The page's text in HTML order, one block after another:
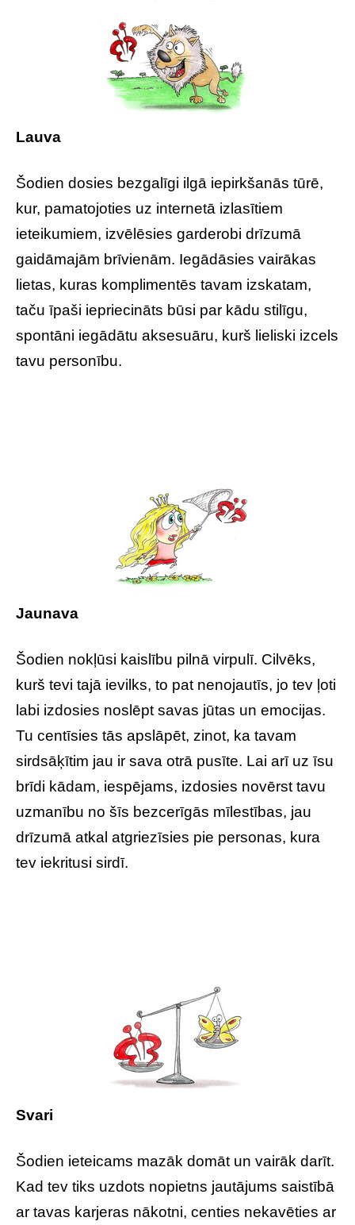
Lauva
Šodien dosies bezgalīgi ilgā iepirkšanās tūrē,
kur, pamatojoties uz internetā izlasītiem
ieteikumiem, izvēlēsies garderobi drīzumā
gaidāmajām brīvienām. Iegādāsies vairākas
lietas, kuras komplimentēs tavam izskatam,
taču īpaši iepriecināts būsi par kādu stilīgu,
spontāni iegādātu aksesuāru, kurš lieliski izcels
tavu personību.
Jaunava
Šodien nokļūsi kaislību pilnā virpulī. Cilvēks,
kurš tevi tajā ievilks, to pat nenojautīs, jo tev ļoti
labi izdosies noslēpt savas jūtas un emocijas.
Tu centīsies tās apslāpēt, zinot, ka tavam
sirdsāķītim jau ir sava otrā pusīte. Lai arī uz īsu
brīdi kādam, iespējams, izdosies novērst tavu
uzmanību no šīs bezcerīgās mīlestības, jau
drīzumā atkal atgriezīsies pie personas, kura
tev iekritusi sirdī.
Svari
Šodien ieteicams mazāk domāt un vairāk darīt.
Kad tev tiks uzdots nopietns jautājums saistībā
ar tavas karjeras nākotni, centies nekavēties ar